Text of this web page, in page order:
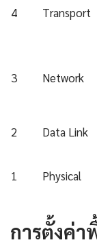
4 Transport
3 Network
2 Data Link
1 Physical
การตั้งค่า